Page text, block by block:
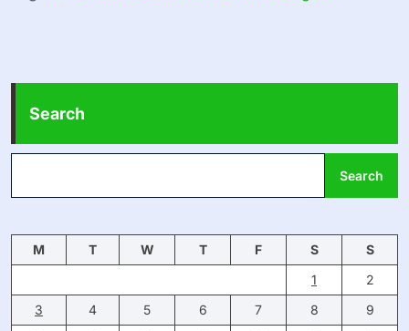
Search
Search
M T W T F S
S
1
2
3
4 5 6 7 8
9